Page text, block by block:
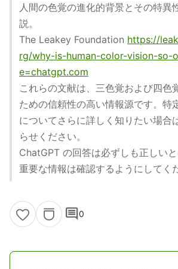
人間の色覚の進化的背景とその特異
説。
The Leakey Foundation https://
rg/why-is-human-color-vision-so-
e=chatgpt.com
これらの文献は、三色覚および四色
ための信頼性の高い情報源です。特
についてさらに詳しく知りたい場合
らせください。
ChatGPT の回答は必ずしも正しいと
重要な情報は確認するようにしてく
comment0